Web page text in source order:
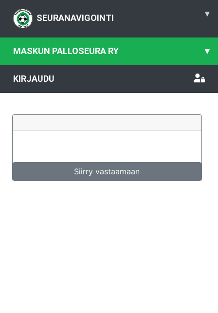
SEURANAVIGOINTI ▾
MASKUN PALLOSEURA RY ▾
KIRJAUDU